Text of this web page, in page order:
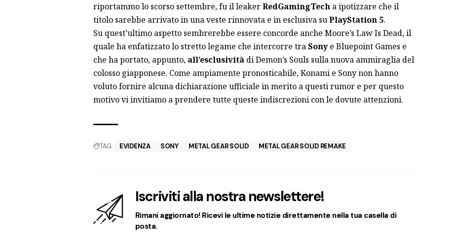
riportammolo scorso settembre, fu il leakerRedGamingTecha ipotizzare che il
titolo sarebbe arrivato in una veste rinnovata e in esclusiva suPlayStation 5.
Su quest’ultimo aspetto sembrerebbe essere concorde anche Moore’s Law Is Dead, il
quale ha enfatizzato lo stretto legame che intercorre traSonye Bluepoint Games e
che ha portato, appunto, all’esclusivitàdi Demon’s Souls sulla nuova ammiraglia del
colosso giapponese. Come ampiamente pronosticabile, Konami e Sony non hanno
voluto fornire alcuna dichiarazione ufficiale in merito a questi rumor e per questo
motivo vi invitiamo a prendere tutte queste indiscrezioni con le dovute attenzioni.
TAG: EVIDENZA SONY METAL GEAR SOLID METAL GEAR SOLID REMAKE
Iscriviti alla nostra newslettere!
Rimani aggiornato! Ricevi le ultime notizie direttamente nella tua casella di
posta.